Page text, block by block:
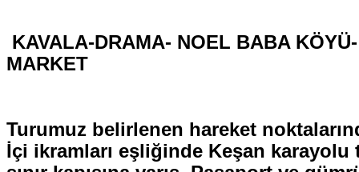
KAVALA-DRAMA- NOEL BABA
MARKET
Turumuz belirlenen hareket
İçi ikramları eşliğinde Keşan